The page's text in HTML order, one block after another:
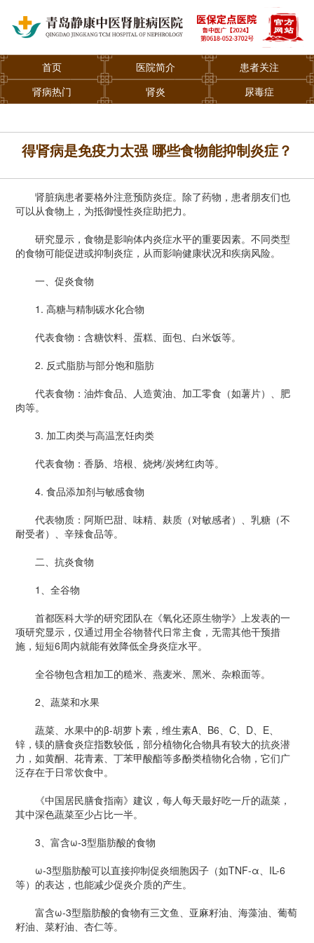
首页 医院简介
患者关注
肾病热门
肾炎 尿毒症
得肾病是免疫力太强 哪些食物能抑制炎症？
肾脏病患者要格外注意预防炎症。除了药物，患者朋友们也
可以从食物上，为抵御慢性炎症助把力。
研究显示，食物是影响体内炎症水平的重要因素。不同类型
的食物可能促进或抑制炎症，从而影响健康状况和疾病风险。
一、促炎食物
1. 高糖与精制碳水化合物
代表食物：含糖饮料、蛋糕、面包、白米饭等。
2. 反式脂肪与部分饱和脂肪
代表食物：油炸食品、人造黄油、加工零食（如薯片）、肥
肉等。
3. 加工肉类与高温烹饪肉类
代表食物：香肠、培根、烧烤/炭烤红肉等。
4. 食品添加剂与敏感食物
代表物质：阿斯巴甜、味精、麸质（对敏感者）、乳糖（不
耐受者）、辛辣食品等。
二、抗炎食物
1、全谷物
首都医科大学的研究团队在《氧化还原生物学》上发表的一
项研究显示，仅通过用全谷物替代日常主食，无需其他干预措
施，短短6周内就能有效降低全身炎症水平。
全谷物包含粗加工的糙米、燕麦米、黑米、杂粮面等。
2、蔬菜和水果
蔬菜、水果中的β-胡萝卜素，维生素A、B6、C、D、E、
锌，镁的膳食炎症指数较低，部分植物化合物具有较大的抗炎潜
力，如黄酮、花青素、丁苯甲酸酯等多酚类植物化合物，它们广
泛存在于日常饮食中。
《中国居民膳食指南》建议，每人每天最好吃一斤的蔬菜，
其中深色蔬菜至少占比一半。
3、富含ω-3型脂肪酸的食物
ω-3型脂肪酸可以直接抑制促炎细胞因子（如TNF-α、IL-6
等）的表达，也能减少促炎介质的产生。
富含ω-3型脂肪酸的食物有三文鱼、亚麻籽油、海藻油、葡萄
籽油、菜籽油、杏仁等。